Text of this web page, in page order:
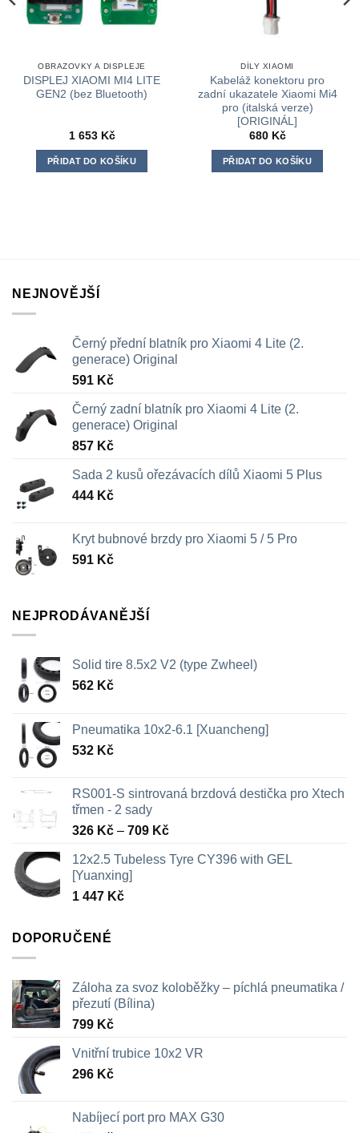
OBRAZOVKY A DISPLEJE
DISPLEJ XIAOMI MI4 LITE
GEN2 (bez Bluetooth)
1 653 Kč
PŘIDAT DO KOŠÍKU
DÍLY XIAOMI
Kabeláž konektoru pro
zadní ukazatele Xiaomi Mi4
pro (italská verze)
[ORIGINÁL]
680 Kč
PŘIDAT DO KOŠÍKU
NEJNOVĚJŠÍ
Černý přední blatník pro Xiaomi 4 Lite (2.
generace) Original
591 Kč
Černý zadní blatník pro Xiaomi 4 Lite (2.
generace) Original
857 Kč
Sada 2 kusů ořezávacích dílů Xiaomi 5 Plus
444 Kč
Kryt bubnové brzdy pro Xiaomi 5 / 5 Pro
591 Kč
NEJPRODÁVANĚJŠÍ
Solid tire 8.5x2 V2 (type Zwheel)
562 Kč
Pneumatika 10x2-6.1 [Xuancheng]
532 Kč
RS001-S sintrovaná brzdová destička pro Xtech
třmen - 2 sady
326 Kč – 709 KčRozpětí
326 Kč
12x2.5 Tubeless Tyre CY396 with GEL
[Yuanxing]
1 447 Kč
DOPORUČENÉ
Záloha za svoz koloběžky – píchlá pneumatika /
přezutí (Bílina)
799 Kč
Vnitřní trubice 10x2 VR
296 Kč
Nabíjecí port pro MAX G30